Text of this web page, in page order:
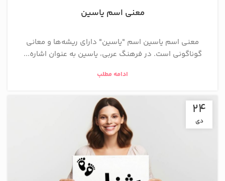
معنی اسم یاسین
معنی اسم یاسین اسم "یاسین" دارای ریشه‌ها و معانی
گوناگونی است. در فرهنگ عربی، یاسین به عنوان اشاره‌...
ادامه مطلب
24
دی